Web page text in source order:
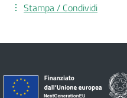
Stampa / Condividi